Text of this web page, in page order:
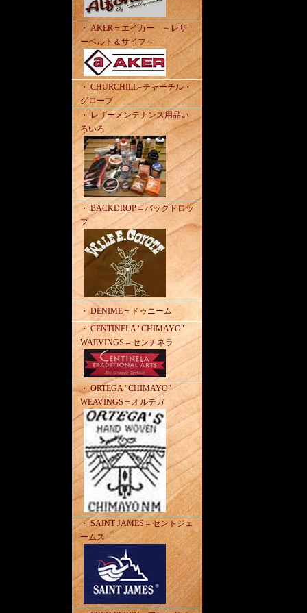
・ AKER＝エイカー ～レザ
ーベルト＆サイフ～
・ CHURCHILL=チャーチル・
グローブ
・ レザーメンテナンス用品い
ろいろ
・ BACKDROP＝バックドロッ
プ
・ DENIME＝ドゥニーム
・ CENTINELA "CHIMAYO"
WAEVINGS＝センチネラ
・ ORTEGA "CHIMAYO"
WEAVINGS＝オルテガ
・ SAINT JAMES＝セントジェ
ームス